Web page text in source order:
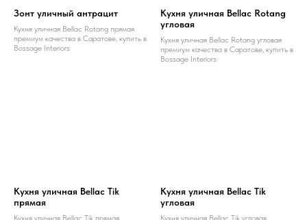
Зонт уличный антрацит
Кухня уличная Bellac Rotang прямая
премиум качества в Саратове, купить в
Bossage Interiors
Кухня уличная Bellac Rotang
угловая
Кухня уличная Bellac Rotang угловая
премиум качества в Саратове, купить в
Bossage Interiors
Кухня уличная Bellac Tik
прямая
Кухня уличная Bellac Tik прямая
Кухня уличная Bellac Tik
угловая
Кухня уличная Bellac Tik угловая